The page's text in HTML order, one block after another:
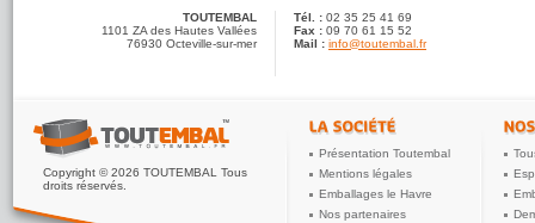
TOUTEMBAL
1101 ZA des Hautes Vallées
76930 Octeville-sur-mer
Tél. : 02 35 25 41 69
Fax : 09 70 61 15 52
Mail : info@toutembal.fr
Copyright © 2026 TOUTEMBAL Tous
droits réservés.
Présentation Toutembal
Mentions légales
Emballages le Havre
Nos partenaires